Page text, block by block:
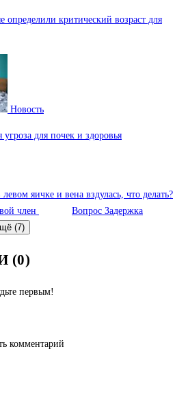
критический возраст для
Новость
для почек и здоровья
яичке и вена вздулась, что делать?
член Вопрос Задержка
(7)
(0)
первым!
комментарий